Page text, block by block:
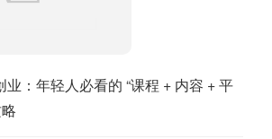
：年轻人必看的 “课程 + 内容 + 平